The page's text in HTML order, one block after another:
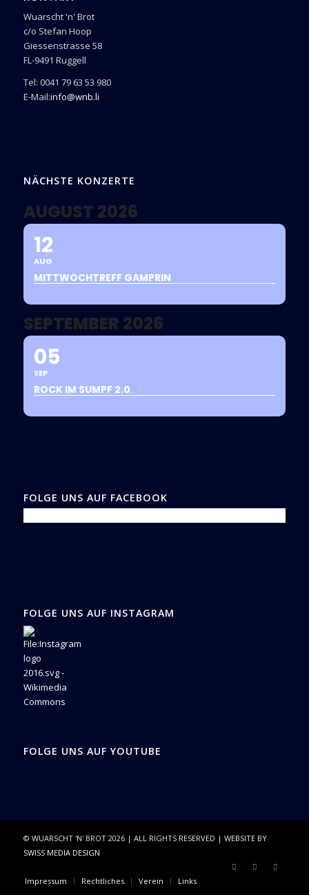
Wuarscht 'n' Brot
c/o Stefan Hoop
Giessenstrasse 58
FL-9491 Ruggell
Tel: 0041 79 63 53 980
E-Mail:info@wnb.li
NÄCHSTE KONZERTE
AUGUST 2026
12
AUG
MITTWOCHTREFF GAMPRIN
SEPTEMBER 2026
05
SEP
ROCK IM SUMPF 2.0
FOLGE UNS AUF FACEBOOK
FOLGE UNS AUF INSTAGRAM
FOLGE UNS AUF YOUTUBE
© WUARSCHT 'N' BROT 2026| ALL RIGHTS RESERVED | WEBSITE BY
SWISS MEDIA DESIGN
Impressum Rechtliches Verein Links